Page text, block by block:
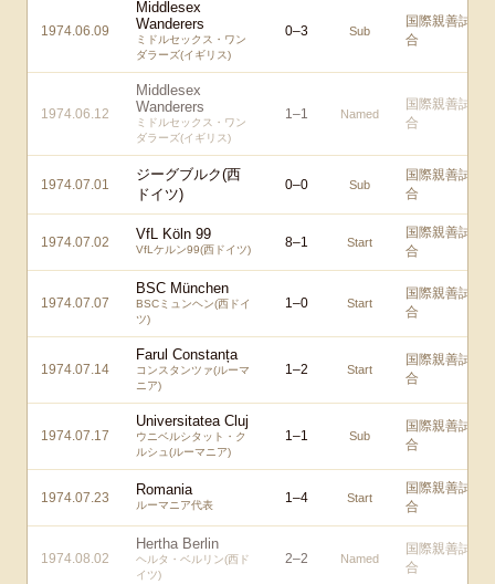
1974.06.09
Middlesex
Wanderers
ミドルセックス・ワン
ダラーズ(イギリス)
0–3 Sub
国際親善試
合
1974.06.12
Middlesex
Wanderers
ミドルセックス・ワン
ダラーズ(イギリス)
1–1 Named
国際親善試
合
1974.07.01
ジーグブルク(西
ドイツ)
0–0 Sub
国際親善試
合
1974.07.02 VfL Köln 99
VfLケルン99(西ドイツ) 8–1 Start
国際親善試
合
1974.07.07
BSC München
BSCミュンヘン(西ドイ
ツ)
1–0 Start
国際親善試
合
1974.07.14
Farul Constanța
コンスタンツァ(ルーマ
ニア)
1–2 Start
国際親善試
合
1974.07.17
Universitatea Cluj
ウニベルシタット・ク
ルシュ(ルーマニア)
1–1 Sub
国際親善試
合
1974.07.23 Romania
ルーマニア代表 1–4 Start
国際親善試
合
1974.08.02
Hertha Berlin
ヘルタ・ベルリン(西ド
イツ)
2–2 Named
国際親善試
合